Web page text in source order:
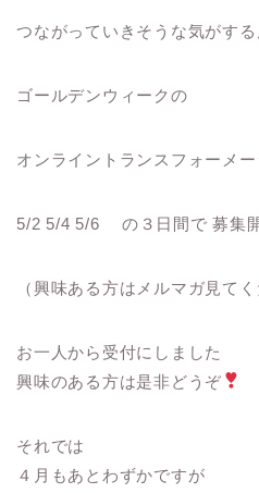
つながっていきそうな気がす
ゴールデンウィークの
オンライントランスフォーメ
5/2 5/4 5/6 の３日間で 募集
（興味ある方はメルマガ見てく
お一人から受付にしました
興味のある方は是非どうぞ
それでは
４月もあとわずかですが